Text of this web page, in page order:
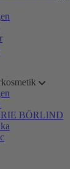
BÖRLIND